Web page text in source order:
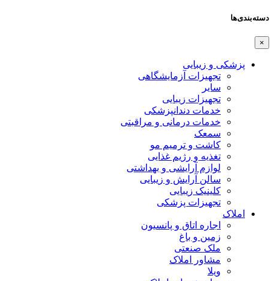
دسته‌بندی‌ها
×
پزشکی و زیبایی
تجهیزات آزمایشگاهی
سایر
تجهیزات زیبایی
خدمات دندانپزشکی
خدمات درمانی و مراقبتی
سمعک
کاشت و ترمیم مو
تغذیه و رژیم غذایی
لوازم آرایشی و بهداشتی
سالن آرایش و زیبایی
کلینیک زیبایی
تجهیزات پزشکی
املاک
اجاره اتاق و پانسیون
زمین و باغ
ملک صنعتی
مشاور املاک
ویلا